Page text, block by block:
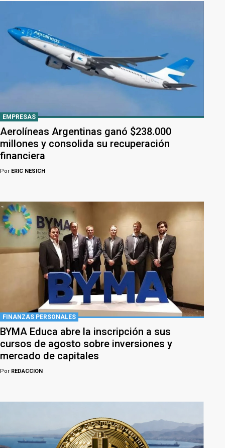
EMPRESAS
Aerolíneas Argentinas ganó $238.000
millones y consolida su recuperación
financiera
Por ERIC NESICH
FINANZAS PERSONALES
BYMA Educa abre la inscripción a sus
cursos de agosto sobre inversiones y
mercado de capitales
Por REDACCION